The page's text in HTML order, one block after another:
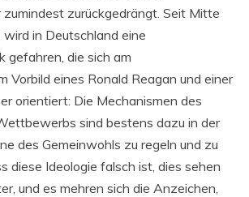
zurückgedrängt. Seit Mitte
in Deutschland eine
die sich am
Vorbild eines Ronald Reagan und einer
orientiert: Die Mechanismen des
sind bestens dazu in der
des Gemeinwohls zu regeln und zu
diese Ideologie falsch ist, dies sehen
und es mehren sich die Anzeichen,